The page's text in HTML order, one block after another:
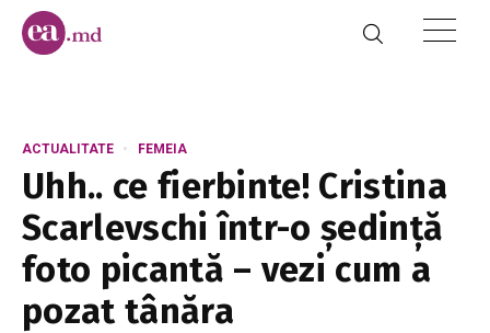
ACTUALITATE FEMEIA
Uhh.. ce fierbinte! Cristina
Scarlevschi într-o ședință
foto picantă – vezi cum a
pozat tânăra